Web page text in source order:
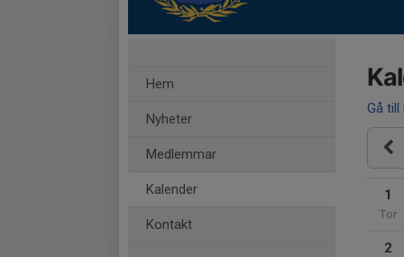
Hem
Nyheter
Medlemmar
Kalender
Kontakt
Gå till
1
Tor
2